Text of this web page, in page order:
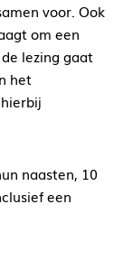
voor. Ook
om een
lezing gaat
het
naasten, 10
een